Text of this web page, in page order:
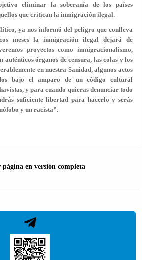
eliminar la soberanía de los países
que critican la inmigración ilegal.
ya nos informó del peligro que conlleva
meses la inmigración ilegal dejará de
proyectos como inmigracionalismo,
auténticos órganos de censura, las colas y los
en nuestra Sanidad, algunos actos
bajo el amparo de un código cultural
y para cuando quieras denunciar todo
suficiente libertad para hacerlo y serás
y un racista”.
en versión completa